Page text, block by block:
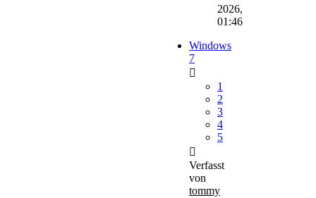
2026,
01:46
Windows
7
1
2
3
4
5
Verfasst
von
tommy